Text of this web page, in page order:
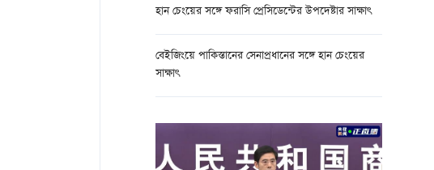
হান চেংয়ের সঙ্গে ফরাসি প্রেসিডেন্টের উপদেষ্টার সাক্ষাৎ
বেইজিংয়ে পাকিস্তানের সেনাপ্রধানের সঙ্গে হান চেংয়ের
সাক্ষাৎ